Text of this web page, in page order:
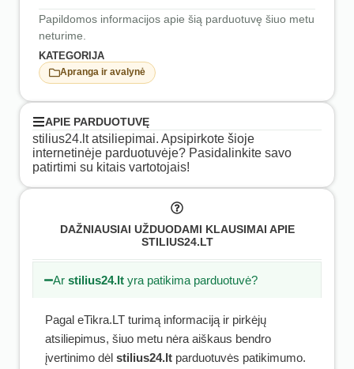
Papildomos informacijos apie šią parduotuvę šiuo metu
neturime.
KATEGORIJA
Apranga ir avalynė
APIE PARDUOTUVĘ
stilius24.lt atsiliepimai. Apsipirkote šioje
internetinėje parduotuvėje? Pasidalinkite savo
patirtimi su kitais vartotojais!
DAŽNIAUSIAI UŽDUODAMI KLAUSIMAI APIE
STILIUS24.LT
Arstilius24.lt yra patikima parduotuvė?
Pagal eTikra.LT turimą informaciją ir pirkėjų
atsiliepimus, šiuo metu nėra aiškaus bendro
įvertinimo dėl stilius24.lt parduotuvės patikimumo.